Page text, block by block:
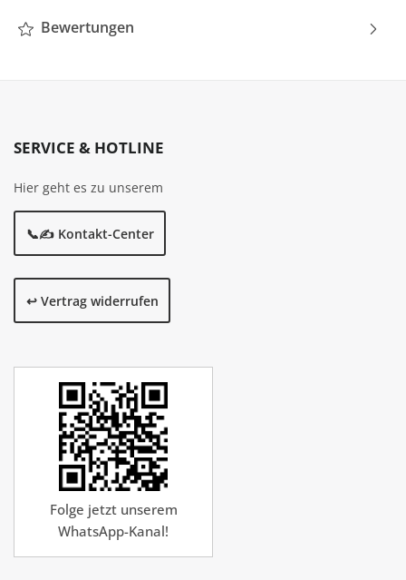
Bewertungen
SERVICE & HOTLINE
Hier geht es zu unserem
📞✍️ Kontakt-Center
↩️ Vertrag widerrufen
Folge jetzt unserem
WhatsApp-Kanal!